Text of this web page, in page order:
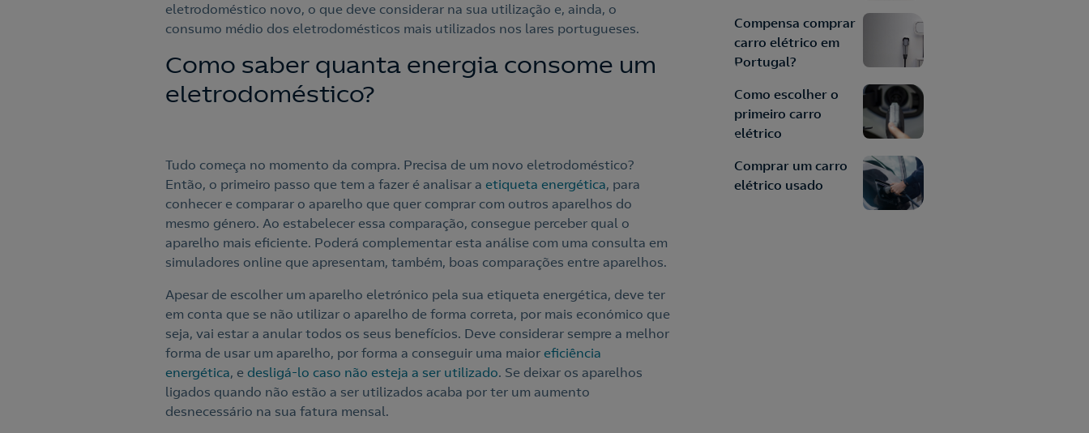
eletrodoméstico novo, o que deve considerar na sua utilização e, ainda, o
consumo médio dos eletrodomésticos mais utilizados nos lares portugueses.
Como saber quanta energia consome um
eletrodoméstico?
Tudo começa no momento da compra. Precisa de um novo eletrodoméstico?
Então, o primeiro passo que tem a fazer é analisar a etiqueta energética, para
conhecer e comparar o aparelho que quer comprar com outros aparelhos do
mesmo género. Ao estabelecer essa comparação, consegue perceber qual o
aparelho mais eficiente. Poderá complementar esta análise com uma consulta em
simuladores online que apresentam, também, boas comparações entre aparelhos.
Apesar de escolher um aparelho eletrónico pela sua etiqueta energética, deve ter
em conta que se não utilizar o aparelho de forma correta, por mais económico que
seja, vai estar a anular todos os seus benefícios. Deve considerar sempre a melhor
forma de usar um aparelho, por forma a conseguir uma maior eficiência
energética, e desligá-lo caso não esteja a ser utilizado. Se deixar os aparelhos
ligados quando não estão a ser utilizados acaba por ter um aumento
desnecessário na sua fatura mensal.
Compensa comprar
carro elétrico em
Portugal?
Como escolher o
primeiro carro
elétrico
Comprar um carro
elétrico usado